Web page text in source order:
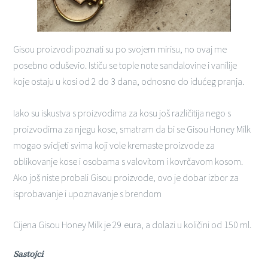
Gisou proizvodi poznati su po svojem mirisu, no ovaj me
posebno oduševio. Ističu se tople note sandalovine i vanilije
koje ostaju u kosi od 2 do 3 dana, odnosno do idućeg pranja.
Iako su iskustva s proizvodima za kosu još različitija nego s
proizvodima za njegu kose, smatram da bi se Gisou Honey Milk
mogao svidjeti svima koji vole kremaste proizvode za
oblikovanje kose i osobama s valovitom i kovrčavom kosom.
Ako još niste probali Gisou proizvode, ovo je dobar izbor za
isprobavanje i upoznavanje s brendom
Cijena Gisou Honey Milk je 29 eura, a dolazi u količini od 150 ml.
Sastojci